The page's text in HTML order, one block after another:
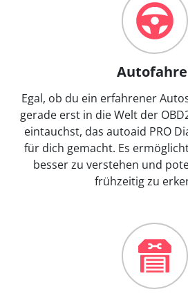
Egal, ob du ein erfahrener
gerade erst in die Welt der
eintauchst, das autoaid PRO
für dich gemacht. Es
besser zu verstehen und
frühzeitig zu